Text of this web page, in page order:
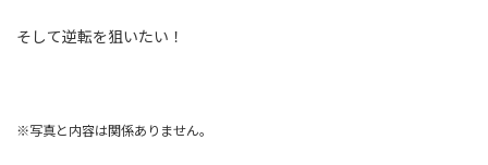
そして逆転を狙いたい！
※写真と内容は関係ありません。